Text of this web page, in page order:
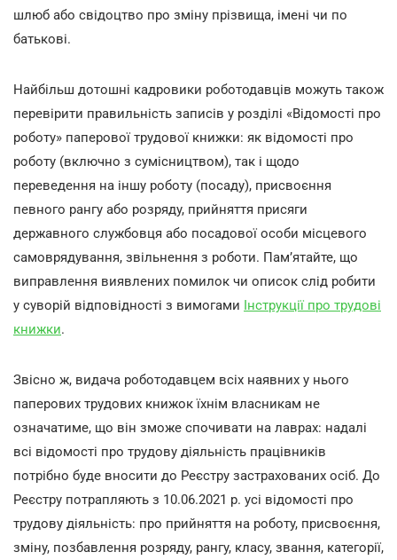
шлюб або свідоцтво про зміну прізвища, імені чи по
батькові.
Найбільш дотошні кадровики роботодавців можуть також
перевірити правильність записів у розділі «Відомості про
роботу» паперової трудової книжки: як відомості про
роботу (включно з сумісництвом), так і щодо
переведення на іншу роботу (посаду), присвоєння
певного рангу або розряду, прийняття присяги
державного службовця або посадової особи місцевого
самоврядування, звільнення з роботи. Пам’ятайте, що
виправлення виявлених помилок чи описок слід робити
у суворій відповідності з вимогами Інструкції про трудові
книжки.
Звісно ж, видача роботодавцем всіх наявних у нього
паперових трудових книжок їхнім власникам не
означатиме, що він зможе спочивати на лаврах: надалі
всі відомості про трудову діяльність працівників
потрібно буде вносити до Реєстру застрахованих осіб. До
Реєстру потрапляють з 10.06.2021 р. усі відомості про
трудову діяльність: про прийняття на роботу, присвоєння,
зміну, позбавлення розряду, рангу, класу, звання, категорії,